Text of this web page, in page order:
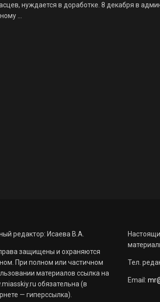
нуждается в доработке. 8 декабря в
...
редактор: Исаева В.А.
защищены и охраняются
При полном или частичном
материалов ссылка на
обязательна (в
— гиперссылка).
Тел.
Email: